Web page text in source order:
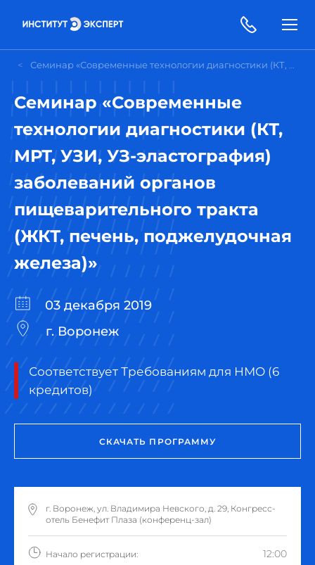
Семинар «Современные технологии диагностики (КТ, МРТ, УЗИ, УЗ-эластография) заболеваний органов пищеварительного тракта (ЖКТ, печень, поджелудочная железа)»
Семинар «Современные
технологии диагностики (КТ,
МРТ, УЗИ, УЗ-эластография)
заболеваний органов
пищеварительного тракта
(ЖКТ, печень, поджелудочная
железа)»
03 декабря 2019
г. Воронеж
Соответствует Требованиям для НМО (6
кредитов)
СКАЧАТЬ ПРОГРАММУ
г. Воронеж, ул. Владимира Невского, д. 29, Конгресс-
отель Бенефит Плаза (конференц-зал)
Начало регистрации: 12:00